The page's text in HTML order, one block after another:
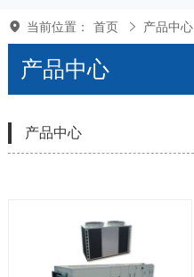
当前位置： 首页 产品中心
产品中心
产品中心